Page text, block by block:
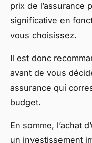
prix de l’assurance
significative en
vous choisissez.
Il est donc
avant de vous
assurance qui
budget.
En somme, l’achat
un investissement